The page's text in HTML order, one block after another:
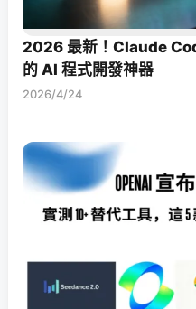
2026 最新！Claude
的 AI 程式開發神器
2026/4/24